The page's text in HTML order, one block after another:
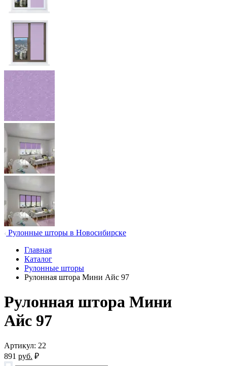
Рулонные шторы в Новосибирске
Главная
Каталог
Рулонные шторы
Рулонная штора Мини Айс 97
Рулонная штора Мини
Айс 97
Артикул: 22
891 руб. ₽